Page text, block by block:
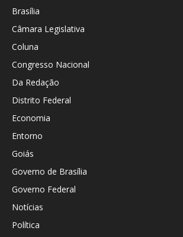
Brasília
Câmara Legislativa
Coluna
Congresso Nacional
Da Redação
Distrito Federal
Economia
Entorno
Goiás
Governo de Brasília
Governo Federal
Notícias
Política